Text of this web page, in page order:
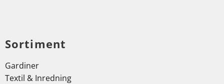
Sortiment
Gardiner
Textil & Inredning